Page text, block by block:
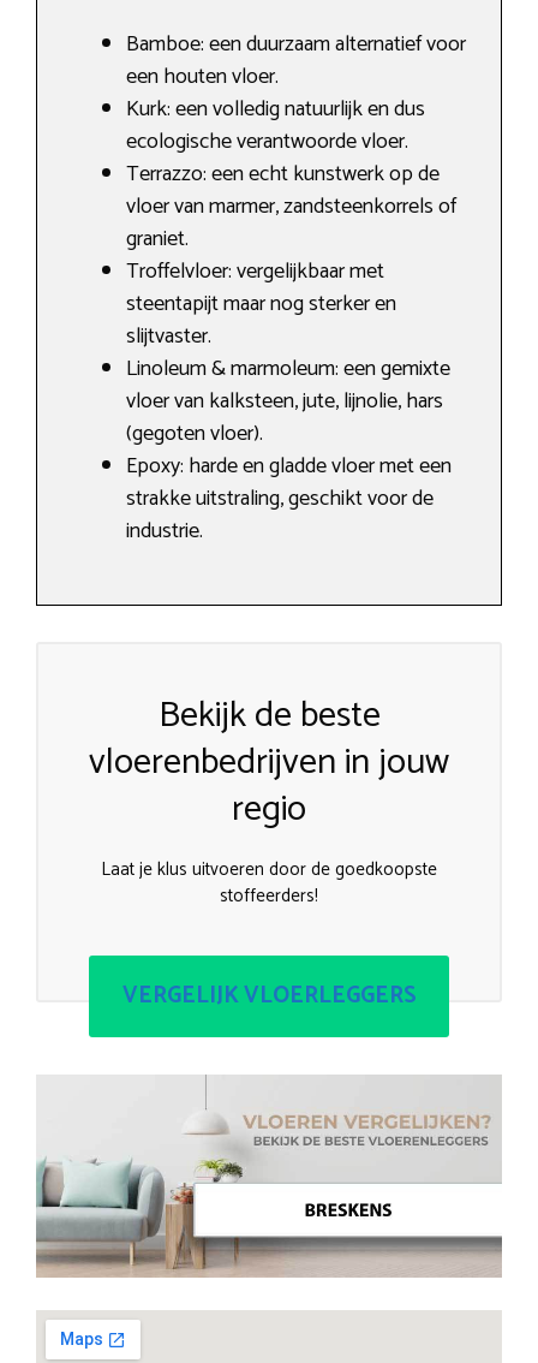
Bamboe: een duurzaam alternatief voor
een houten vloer.
Kurk: een volledig natuurlijk en dus
ecologische verantwoorde vloer.
Terrazzo: een echt kunstwerk op de
vloer van marmer, zandsteenkorrels of
graniet.
Troffelvloer: vergelijkbaar met
steentapijt maar nog sterker en
slijtvaster.
Linoleum & marmoleum: een gemixte
vloer van kalksteen, jute, lijnolie, hars
(gegoten vloer).
Epoxy: harde en gladde vloer met een
strakke uitstraling, geschikt voor de
industrie.
Bekijk de beste
vloerenbedrijven in jouw
regio
Laat je klus uitvoeren door de goedkoopste
stoffeerders!
VERGELIJK VLOERLEGGERS